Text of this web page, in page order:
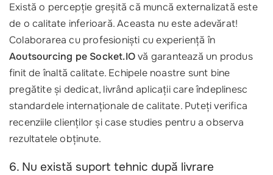
Există o percepție greșită că muncă externalizată este
de o calitate inferioară. Aceasta nu este adevărat!
Colaborarea cu profesioniști cu experiență în
Aoutsourcing pe Socket.IOvă garantează un produs
finit de înaltă calitate. Echipele noastre sunt bine
pregătite și dedicat, livrând aplicații care îndeplinesc
standardele internaționale de calitate. Puteți verifica
recenziile clienților și case studies pentru a observa
rezultatele obținute.
6. Nu există suport tehnic după livrare